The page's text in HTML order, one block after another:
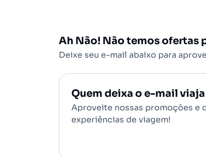
Ah Não! Não temos ofertas
Deixe seu e-mail abaixo para
Quem deixa o e-mail
Aproveite nossas promoções e
experiências de viagem!